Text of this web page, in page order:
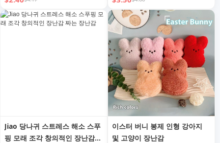
스 모자 탑 클립 앞머리 클립 헤
어 액세서리
Jiao 당나귀 스트레스 해소 스푸
핑 모래 조각 창의적인 장난감
이스터 버니 봉제 인형 강아지
및 고양이 장난감